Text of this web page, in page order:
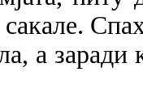
а заради